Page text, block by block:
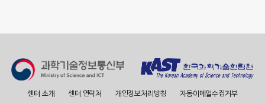
센터 소개 센터 연락처 개인정보처리방침 자동이메일수집거부